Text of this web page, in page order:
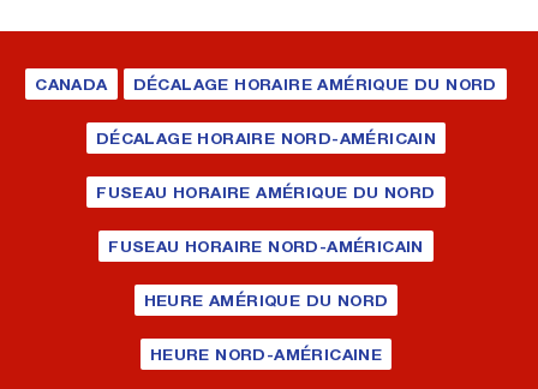
CANADA DÉCALAGE HORAIRE AMÉRIQUE DU NORD
DÉCALAGE HORAIRE NORD-AMÉRICAIN
FUSEAU HORAIRE AMÉRIQUE DU NORD
FUSEAU HORAIRE NORD-AMÉRICAIN
HEURE AMÉRIQUE DU NORD
HEURE NORD-AMÉRICAINE